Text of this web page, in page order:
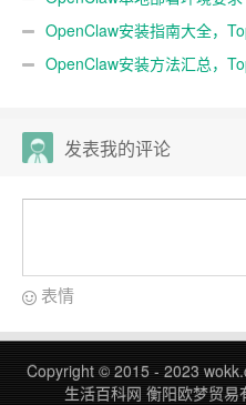
连微信教程
OpenClaw安装指南大全，
程 OpenClaw安装方法汇总，
发表我的评论
表情
Copyright © 2015 - 2023
生活百科网 衡阳欧梦贸易